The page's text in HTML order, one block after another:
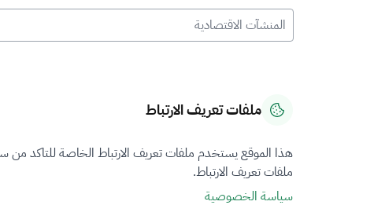
المنشآت الاقتصادية
نتيجة البحث عن "المنشآت
ملفات تعريف الارتباط
هذا الموقع يستخدم ملفات تعريف الارتباط الخاصة للتاكد
ملفات تعريف الارتباط.
سياسة الخصوصية